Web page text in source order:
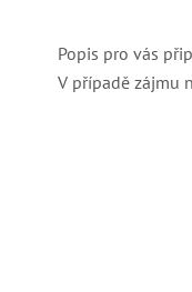
Popis pro vás
V případě zájmu